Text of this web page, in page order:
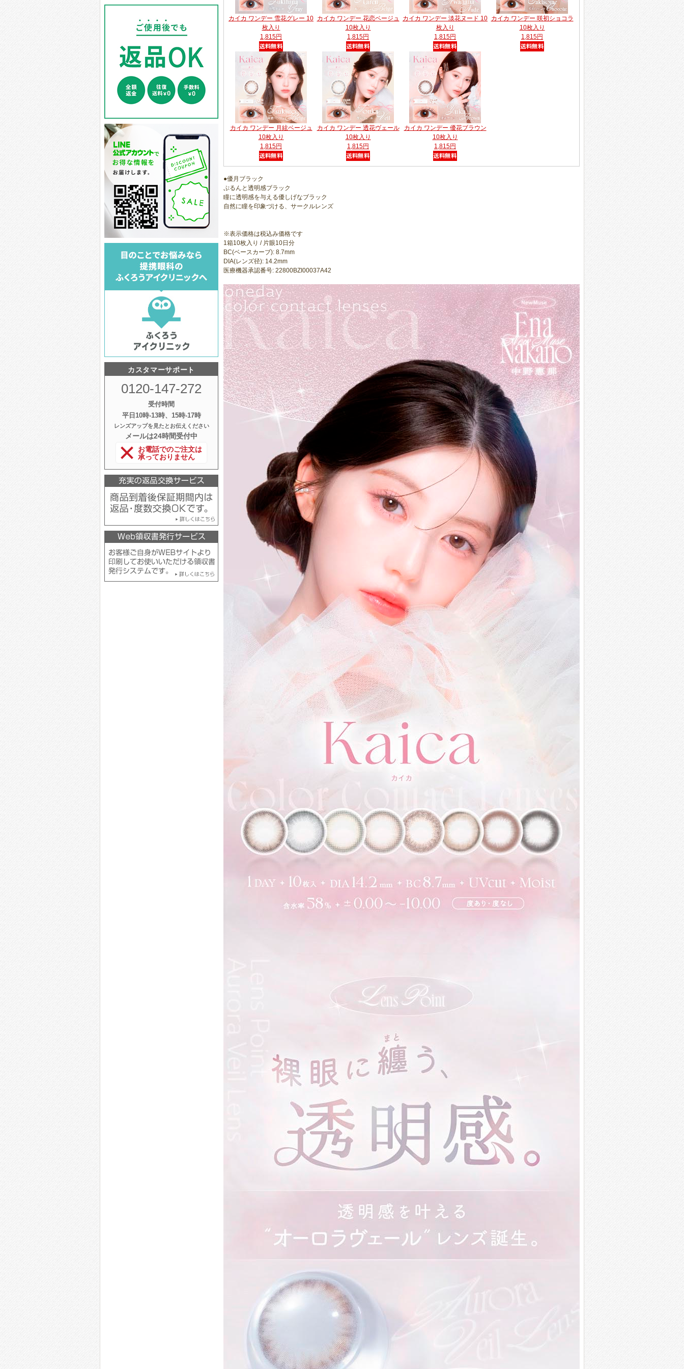
カスタマーサポート
0120-147-272
受付時間
平日10時‐13時、15時‐17時
レンズアップを見たとお伝えください
メールは24時間受付中
お電話でのご注文は
承っておりません
カイカ ワンデー 雪花グレー 10
枚入り
1,815円
カイカ ワンデー 花恋ベージュ
10枚入り
1,815円
カイカ ワンデー 淡花ヌード 10
枚入り
1,815円
カイカ ワンデー 咲初ショコラ
10枚入り
1,815円
カイカ ワンデー 月絃ベージュ
10枚入り
1,815円
カイカ ワンデー 透花ヴェール
10枚入り
1,815円
カイカ ワンデー 優花ブラウン
10枚入り
1,815円
●優月ブラック
ぷるんと透明感ブラック
瞳に透明感を与える優しげなブラック
自然に瞳を印象づける、サークルレンズ
※表示価格は税込み価格です
1箱10枚入り / 片眼10日分
BC(ベースカーブ): 8.7mm
DIA(レンズ径): 14.2mm
医療機器承認番号: 22800BZI00037A42